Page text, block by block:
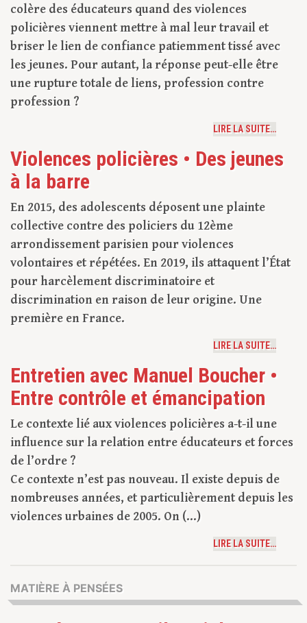
colère des éducateurs quand des violences
policières viennent mettre à mal leur travail et
briser le lien de confiance patiemment tissé avec
les jeunes. Pour autant, la réponse peut-elle être
une rupture totale de liens, profession contre
profession ?
LIRE LA SUITE…
Violences policières • Des jeunes
à la barre
En 2015, des adolescents déposent une plainte
collective contre des policiers du 12ème
arrondissement parisien pour violences
volontaires et répétées. En 2019, ils attaquent l’État
pour harcèlement discriminatoire et
discrimination en raison de leur origine. Une
première en France.
LIRE LA SUITE…
Entretien avec Manuel Boucher •
Entre contrôle et émancipation
Le contexte lié aux violences policières a-t-il une
influence sur la relation entre éducateurs et forces
de l’ordre ?
Ce contexte n’est pas nouveau. Il existe depuis de
nombreuses années, et particulièrement depuis les
violences urbaines de 2005. On (...)
LIRE LA SUITE…
MATIÈRE À PENSÉES